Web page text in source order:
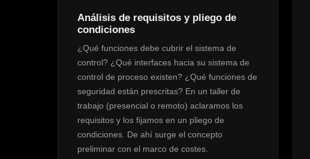
Análisis de requisitos y pliego de
condiciones
¿Qué funciones debe cubrir el sistema de
control? ¿Qué interfaces hacia su sistema de
control de proceso existen? ¿Qué funciones de
seguridad están prescritas? En un taller de
trabajo (presencial o remoto) aclaramos los
requisitos y los fijamos en un pliego de
condiciones. De ahí surge el concepto
preliminar con el marco de costes.